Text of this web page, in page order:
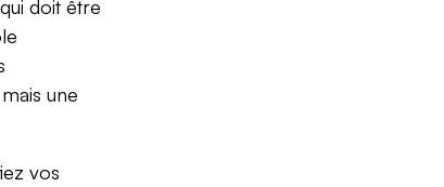
doit être
une
vos